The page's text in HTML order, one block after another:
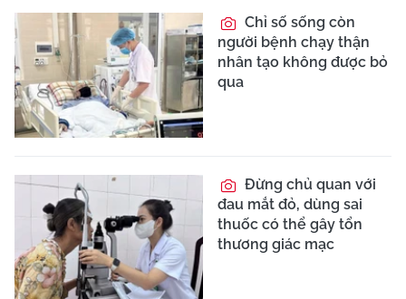
Chỉ số sống còn
người bệnh chạy thận
nhân tạo không được bỏ
qua
Đừng chủ quan với
đau mắt đỏ, dùng sai
thuốc có thể gây tổn
thương giác mạc